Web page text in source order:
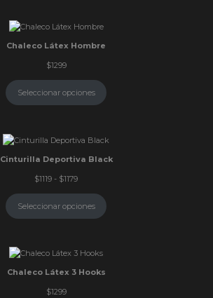
Chaleco Látex Hombre
$1299
Seleccionar opciones
Cinturilla Deportiva Black
$1119 - $1179Rango
precios:
$1179
Seleccionar opciones
Chaleco Látex 3 Hooks
$1299